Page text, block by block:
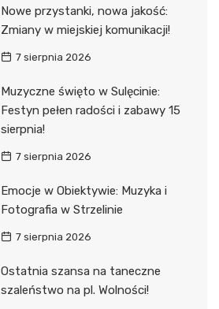
Nowe przystanki, nowa jakość:
Zmiany w miejskiej komunikacji!
7 sierpnia 2026
Muzyczne święto w Sulęcinie:
Festyn pełen radości i zabawy 15
sierpnia!
7 sierpnia 2026
Emocje w Obiektywie: Muzyka i
Fotografia w Strzelinie
7 sierpnia 2026
Ostatnia szansa na taneczne
szaleństwo na pl. Wolności!